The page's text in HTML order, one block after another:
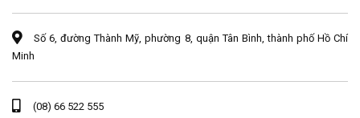
Số 6, đường Thành Mỹ, phường 8, quận Tân Bình, thành phố Hồ Chí
Minh
(08) 66 522 555